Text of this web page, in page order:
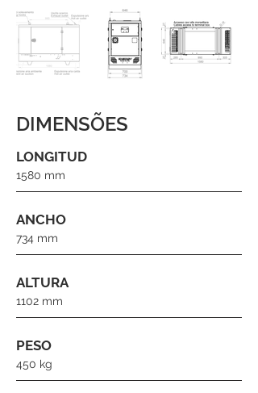
DIMENSÕES
LONGITUD
1580 mm
ANCHO
734 mm
ALTURA
1102 mm
PESO
450 kg